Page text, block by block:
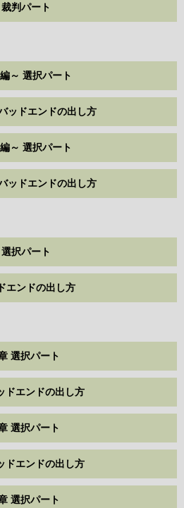
裁判パート
～ 選択パート
ッドエンドの出し方
～ 選択パート
ッドエンドの出し方
選択パート
エンドの出し方
選択パート
ドエンドの出し方
選択パート
ドエンドの出し方
選択パート